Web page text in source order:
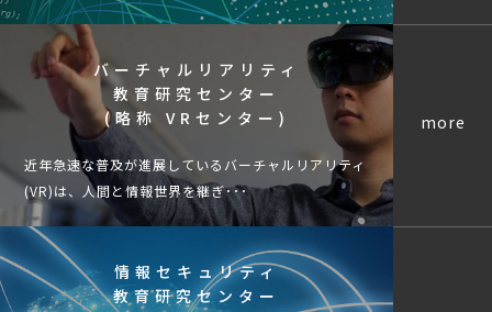
バーチャルリアリティ
教育研究センター
(略称 VRセンター)
近年急速な普及が進展しているバーチャルリアリティ
(VR)は、人間と情報世界を継ぎ･･･
more
情報セキュリティ
教育研究センター